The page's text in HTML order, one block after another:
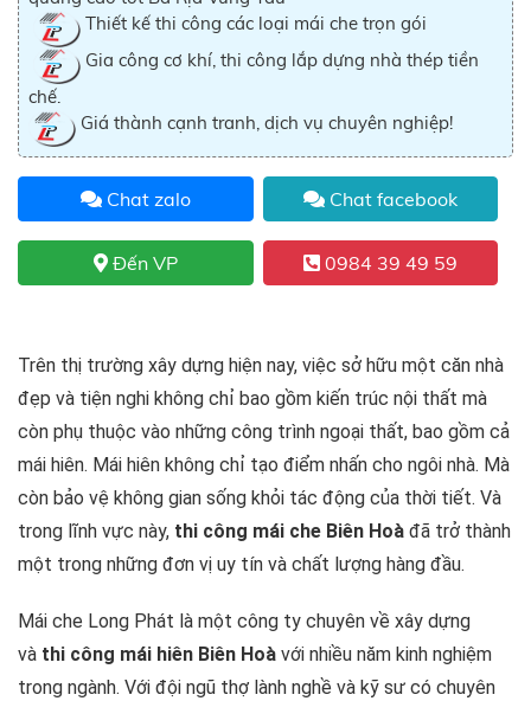
Thiết kế thi công các loại mái che trọn gói
Gia công cơ khí, thi công lắp dựng nhà thép tiền
chế.
Giá thành cạnh tranh, dịch vụ chuyên nghiệp!
Chat zalo Chat facebook
Đến VP 0984 39 49 59
Trên thị trường xây dựng hiện nay, việc sở hữu một căn nhà
đẹp và tiện nghi không chỉ bao gồm kiến trúc nội thất mà
còn phụ thuộc vào những công trình ngoại thất, bao gồm cả
mái hiên. Mái hiên không chỉ tạo điểm nhấn cho ngôi nhà. Mà
còn bảo vệ không gian sống khỏi tác động của thời tiết. Và
trong lĩnh vực này, thi công mái che Biên Hoà đã trở thành
một trong những đơn vị uy tín và chất lượng hàng đầu.
Mái che Long Phát là một công ty chuyên về xây dựng
và thi công mái hiên Biên Hoà với nhiều năm kinh nghiệm
trong ngành. Với đội ngũ thợ lành nghề và kỹ sư có chuyên